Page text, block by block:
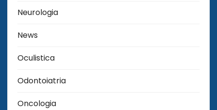
Neurologia
News
Oculistica
Odontoiatria
Oncologia